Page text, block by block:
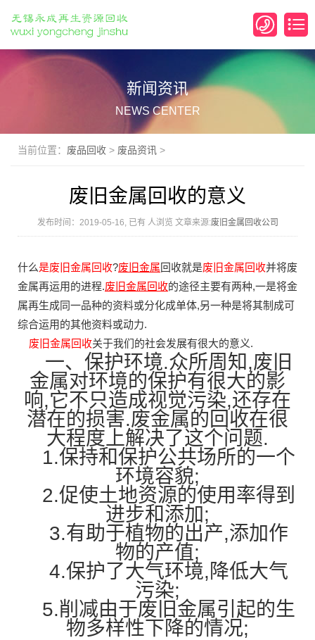
新闻资讯
NEWS CENTER
当前位置： 废品回收 > 废品资讯 >
废旧金属回收的意义
发布时间：2019-05-16, 已有 人浏览 文章来源:废旧金属回收公司
什么是废旧金属回收?废旧金属回收就是废旧金属回收并将废
金属再运用的进程.废旧金属回收的途径主要有两种,一是将金
属再生成同一品种的资料或分化成单体,另一种是将其制成可
综合运用的其他资料或动力.
废旧金属回收关于我们的社会发展有很大的意义.
一、保护环境.众所周知,废旧
金属对环境的保护有很大的影
响,它不只造成视觉污染,还存在
潜在的损害.废金属的回收在很
大程度上解决了这个问题.
1.保持和保护公共场所的一个
环境容貌;
2.促使土地资源的使用率得到
进步和添加;
3.有助于植物的出产,添加作
物的产值;
4.保护了大气环境,降低大气
污染;
5.削减由于废旧金属引起的生
物多样性下降的情况;